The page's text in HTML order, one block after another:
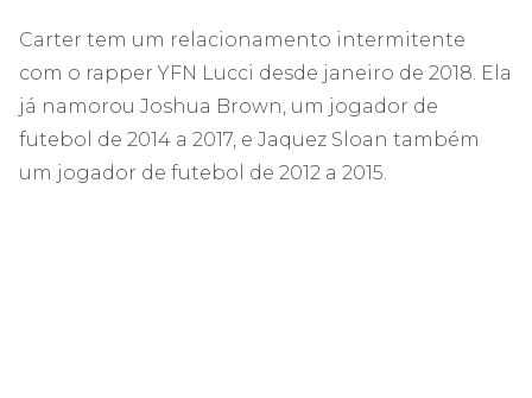
Carter tem um relacionamento intermitente
com o rapper YFN Lucci desde janeiro de 2018. Ela
já namorou Joshua Brown, um jogador de
futebol de 2014 a 2017, e Jaquez Sloan também
um jogador de futebol de 2012 a 2015.